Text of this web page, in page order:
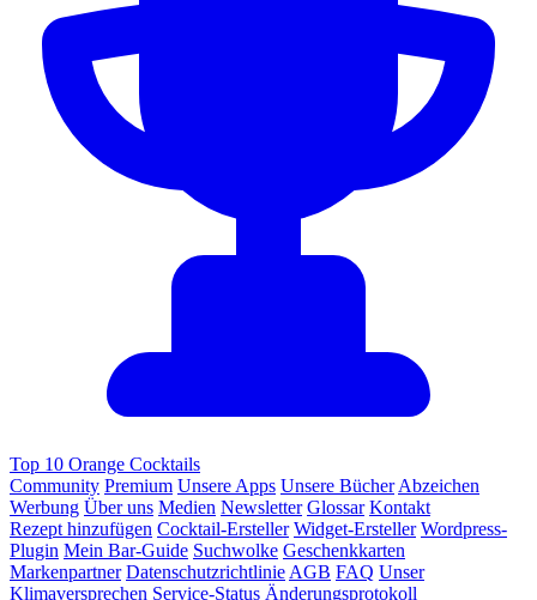
Top 10 Orange Cocktails
Community Premium Unsere Apps Unsere Bücher Abzeichen
Werbung Über uns Medien Newsletter Glossar Kontakt
Rezept hinzufügen Cocktail-Ersteller Widget-Ersteller Wordpress-
Plugin Mein Bar-Guide Suchwolke Geschenkkarten
Markenpartner Datenschutzrichtlinie AGB FAQ Unser
Klimaversprechen Service-Status Änderungsprotokoll